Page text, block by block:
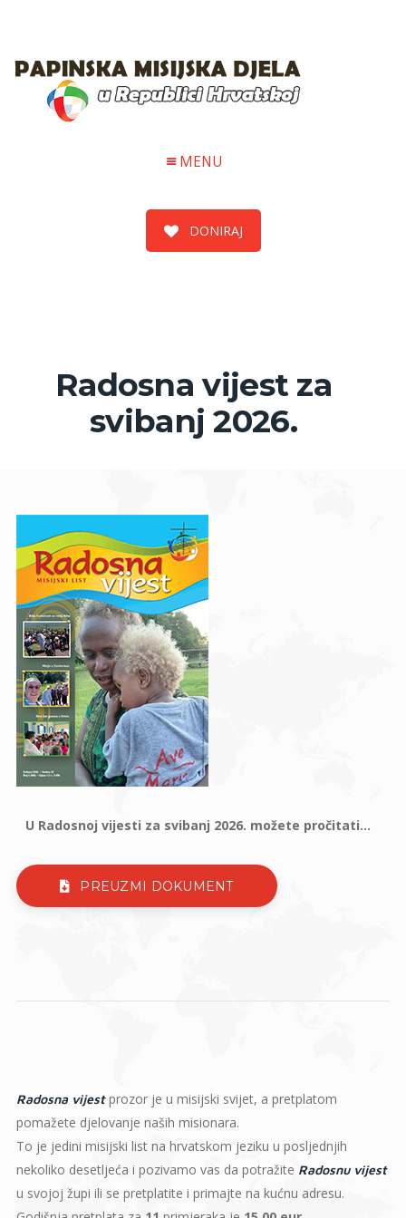
MENU
DONIRAJ
Radosna vijest za
svibanj 2026.
U Radosnoj vijesti za svibanj 2026. možete pročitati...
PREUZMI DOKUMENT
Radosna vijestprozor je u misijski svijet, a pretplatom
pomažete djelovanje naših misionara.
To je jedini misijski list na hrvatskom jeziku u posljednjih
nekoliko desetljeća i pozivamo vas da potražite Radosnu vijest
u svojoj župi ili se pretplatite i primajte na kućnu adresu.